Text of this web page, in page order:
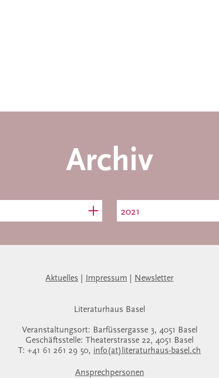
Archiv
2021
Aktuelles Impressum Newsletter
Literaturhaus Basel
Veranstaltungsort: Barfüssergasse 3, 4051 Basel
Geschäftsstelle: Theaterstrasse 22, 4051 Basel
T: +41 61 261 29 50, info(at)literaturhaus-basel.ch
Ansprechpersonen